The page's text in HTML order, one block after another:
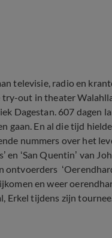
televisie, radio en
out in theater
Dagestan. 607 dagen
gaan. En al die tijd
nummers over het
en ‘San Quentin’ van
ontvoerders
en weer
Erkel tijdens zijn